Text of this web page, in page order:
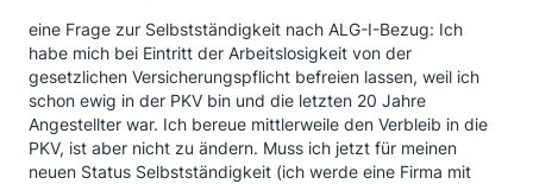
eine Frage zur Selbstständigkeit nach ALG-I-Bezug: Ich
habe mich bei Eintritt der Arbeitslosigkeit von der
gesetzlichen Versicherungspflicht befreien lassen, weil ich
schon ewig in der PKV bin und die letzten 20 Jahre
Angestellter war. Ich bereue mittlerweile den Verbleib in die
PKV, ist aber nicht zu ändern. Muss ich jetzt für meinen
neuen Status Selbstständigkeit (ich werde eine Firma mit